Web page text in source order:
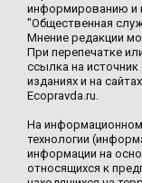
информированию и
"Общественная
Мнение редакции
При перепечатке
ссылка на источник
изданиях и на
Ecopravda.ru.
На
технологии
информации на
относящихся к